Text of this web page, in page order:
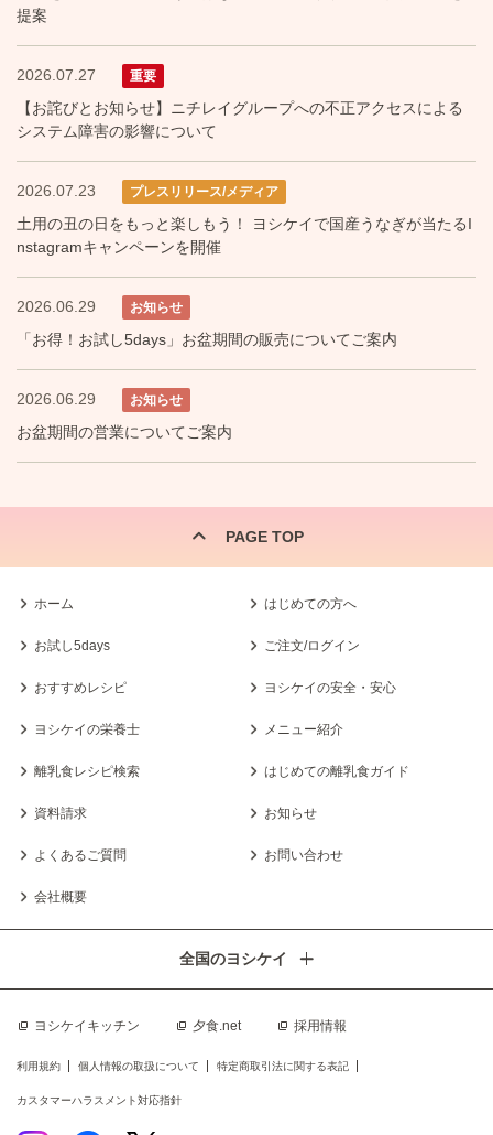
提案
2026.07.27 重要
【お詫びとお知らせ】ニチレイグループへの不正アクセスによる
システム障害の影響について
2026.07.23 プレスリリース/メディア
土用の丑の日をもっと楽しもう！ ヨシケイで国産うなぎが当たるI
nstagramキャンペーンを開催
2026.06.29 お知らせ
「お得！お試し5days」お盆期間の販売についてご案内
2026.06.29 お知らせ
お盆期間の営業についてご案内
PAGE TOP
ホーム はじめての方へ
お試し5days ご注文/ログイン
おすすめレシピ ヨシケイの安全・安心
ヨシケイの栄養士 メニュー紹介
離乳食レシピ検索 はじめての離乳食ガイド
資料請求 お知らせ
よくあるご質問 お問い合わせ
会社概要
ヨシケイキッチン 夕食.net 採用情報
全国のヨシケイ
利用規約 個人情報の取扱について 特定商取引法に関する表記
カスタマーハラスメント対応指針